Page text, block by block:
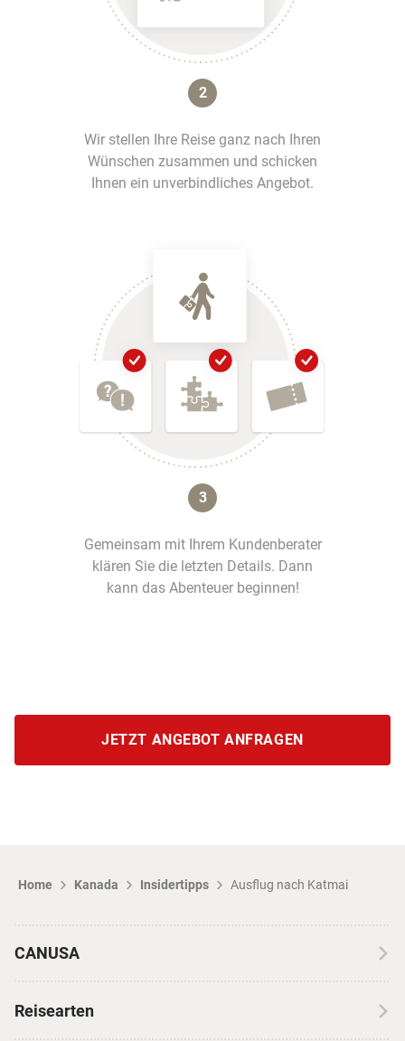
Home Kanada Insidertipps Ausflug nach Katmai
JETZT ANGEBOT ANFRAGEN
2
Wir stellen Ihre Reise ganz nach Ihren
Wünschen zusammen und schicken
Ihnen ein unverbindliches Angebot.
3
Gemeinsam mit Ihrem Kundenberater
klären Sie die letzten Details. Dann
kann das Abenteuer beginnen!
CANUSA
Reisearten